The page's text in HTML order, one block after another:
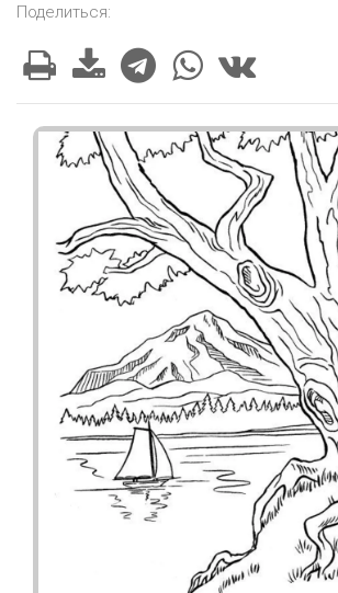
Поделиться: